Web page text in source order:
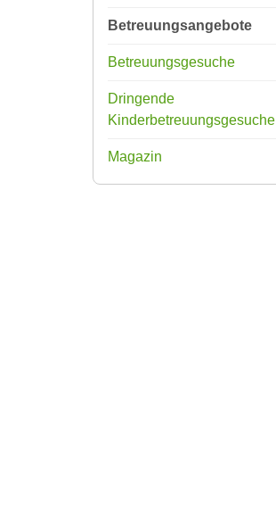
Betreuungsangebote
Betreuungsgesuche
Dringende
Kinderbetreuungsgesuche
Magazin